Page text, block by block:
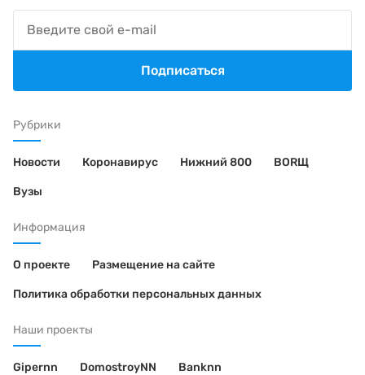
Рубрики
Новости Коронавирус Нижний 800 BORЩ
Вузы
Информация
О проекте Размещение на сайте
Политика обработки персональных данных
Наши проекты
Gipernn DomostroyNN Banknn
Подписаться